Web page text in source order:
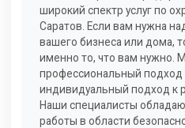
широкий спектр услуг по
Саратов. Если вам нужна
вашего бизнеса или дома,
именно то, что вам нужно.
профессиональный подход
индивидуальный подход к
Наши специалисты
работы в области